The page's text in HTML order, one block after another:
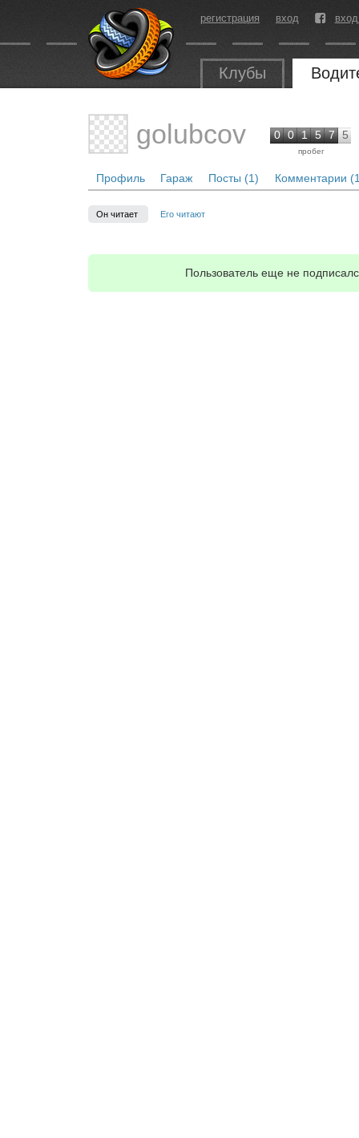
регистрация вход
Клубы
golubcov 0 0 1 5 7 5
пробег
Профиль Гараж Посты (1) Комментарии
Он читает Его читают
Пользователь еще не